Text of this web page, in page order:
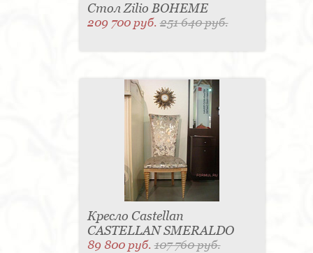
Стол Zilio BOHEME
209 700 руб.251 640 руб.
Кресло Castellan
CASTELLAN SMERALDO
89 800 руб.107 760 руб.